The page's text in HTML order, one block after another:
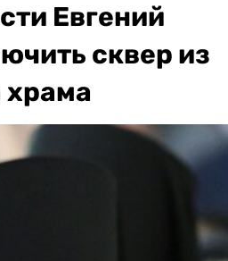
Евгений
сквер из
храма